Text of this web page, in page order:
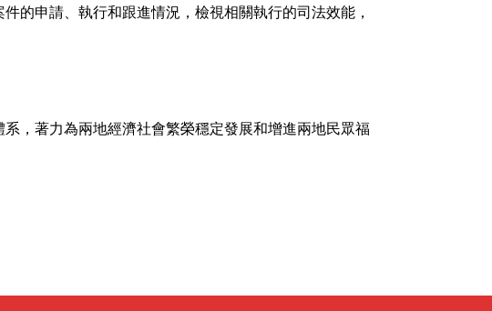
的申請、執行和跟進情況，檢視相關執行的司法效能，
，著力為兩地經濟社會繁榮穩定發展和增進兩地民眾福